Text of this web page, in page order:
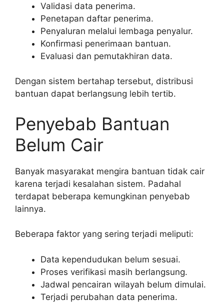
Validasi data penerima.
Penetapan daftar penerima.
Penyaluran melalui lembaga penyalur.
Konfirmasi penerimaan bantuan.
Evaluasi dan pemutakhiran data.
Dengan sistem bertahap tersebut, distribusi
bantuan dapat berlangsung lebih tertib.
Penyebab Bantuan
Belum Cair
Banyak masyarakat mengira bantuan tidak cair
karena terjadi kesalahan sistem. Padahal
terdapat beberapa kemungkinan penyebab
lainnya.
Beberapa faktor yang sering terjadi meliputi:
Data kependudukan belum sesuai.
Proses verifikasi masih berlangsung.
Jadwal pencairan wilayah belum dimulai.
Terjadi perubahan data penerima.